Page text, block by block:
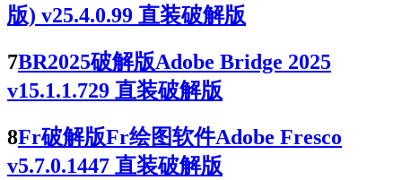
版) v25.4.0.99 直装破解版
7BR2025破解版Adobe Bridge 2025
v15.1.1.729 直装破解版
8Fr破解版Fr绘图软件Adobe Fresco
v5.7.0.1447 直装破解版